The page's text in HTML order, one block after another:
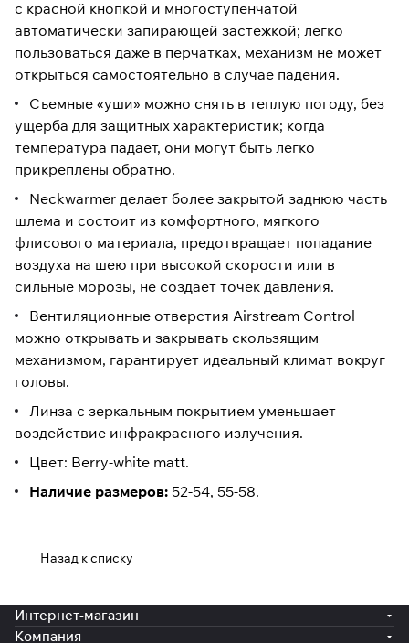
с красной кнопкой и многоступенчатой
автоматически запирающей застежкой; легко
пользоваться даже в перчатках, механизм не может
открыться самостоятельно в случае падения.
Съемные «уши» можно снять в теплую погоду, без
ущерба для защитных характеристик; когда
температура падает, они могут быть легко
прикреплены обратно.
Neckwarmer делает более закрытой заднюю часть
шлема и состоит из комфортного, мягкого
флисового материала, предотвращает попадание
воздуха на шею при высокой скорости или в
сильные морозы, не создает точек давления.
Вентиляционные отверстия Airstream Control
можно открывать и закрывать скользящим
механизмом, гарантирует идеальный климат вокруг
головы.
Линза с зеркальным покрытием уменьшает
воздействие инфракрасного излучения.
Цвет: Berry-white matt.
Наличие размеров: 52-54, 55-58.
Назад к списку
Интернет-магазин
Компания